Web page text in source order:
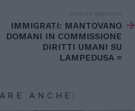
Articolo seguente
IMMIGRATI: MANTOVANO
DOMANI IN COMMISSIONE
DIRITTI UMANI SU
LAMPEDUSA =
ANCHE: